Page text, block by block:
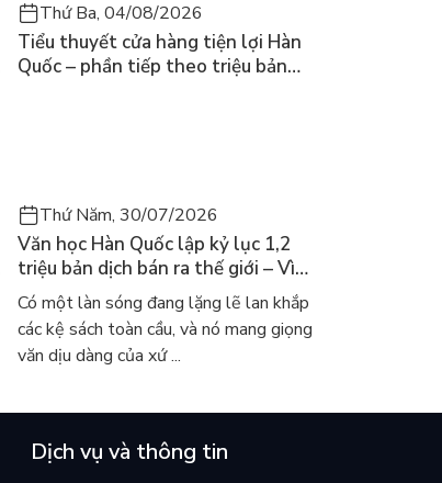
Thứ Ba, 04/08/2026
Tiểu thuyết cửa hàng tiện lợi Hàn
Quốc – phần tiếp theo triệu bản
Thứ Năm, 30/07/2026
Văn học Hàn Quốc lập kỷ lục 1,2
triệu bản dịch bán ra thế giới – Vì
sao cả thế giới đang đọc sách Hàn?
Có một làn sóng đang lặng lẽ lan khắp
các kệ sách toàn cầu, và nó mang giọng
văn dịu dàng của xứ ...
Dịch vụ và thông tin